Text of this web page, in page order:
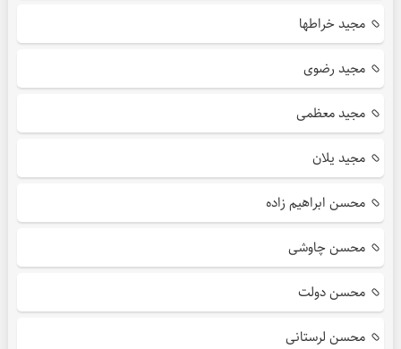
مجید خراطها
مجید رضوی
مجید معظمی
مجید یلان
محسن ابراهیم زاده
محسن چاوشی
محسن دولت
محسن لرستانی